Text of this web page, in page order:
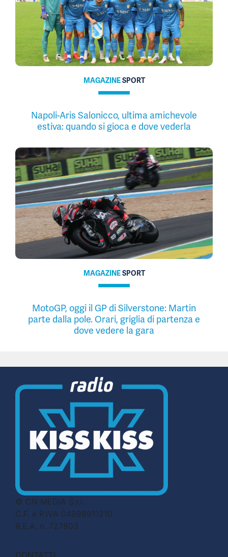
MAGAZINESPORT
Napoli-Aris Salonicco, ultima amichevole
estiva: quando si gioca e dove vederla
MAGAZINESPORT
MotoGP, oggi il GP di Silverstone: Martin
parte dalla pole. Orari, griglia di partenza e
dove vedere la gara
© CN MEDIA S.r.l.
C.F. e P.IVA 04998911210
R.E.A. n. 727803
CONTATTI